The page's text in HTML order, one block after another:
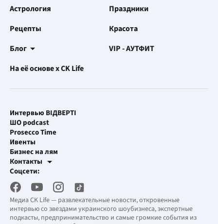
Астрология
Праздники
Рецепты
Красота
Блог
VIP - АУТФИТ
На её основе x CK Life
Медиа CK Life — развлекательные новости, откровенные
интервью со звездами украинского шоубизнеса, экспертные
подкасты, предпринимательство и самые громкие события из
Интервью ВІДВЕРТІ
ШО podcast
Prosecco Time
Ивенты
Бизнес на лям
Контакты
Рекламные интеграции
Рабочая почта
Соцсети: